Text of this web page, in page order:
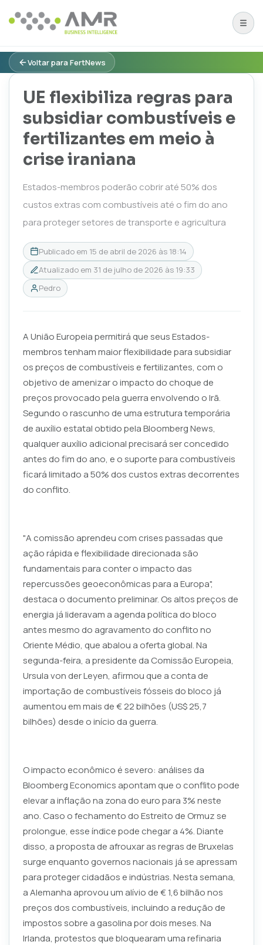
Voltar para FertNews
UE flexibiliza regras para
subsidiar combustíveis e
fertilizantes em meio à
crise iraniana
Estados-membros poderão cobrir até 50% dos
custos extras com combustíveis até o fim do ano
para proteger setores de transporte e agricultura
Publicado em 15 de abril de 2026 às 18:14
Atualizado em 31 de julho de 2026 às 19:33
Pedro
A União Europeia permitirá que seus Estados-
membros tenham maior flexibilidade para subsidiar
os preços de combustíveis e fertilizantes, com o
objetivo de amenizar o impacto do choque de
preços provocado pela guerra envolvendo o Irã.
Segundo o rascunho de uma estrutura temporária
de auxílio estatal obtido pela Bloomberg News,
qualquer auxílio adicional precisará ser concedido
antes do fim do ano, e o suporte para combustíveis
ficará limitado a 50% dos custos extras decorrentes
do conflito.
"A comissão aprendeu com crises passadas que
ação rápida e flexibilidade direcionada são
fundamentais para conter o impacto das
repercussões geoeconômicas para a Europa",
destaca o documento preliminar. Os altos preços de
energia já lideravam a agenda política do bloco
antes mesmo do agravamento do conflito no
Oriente Médio, que abalou a oferta global. Na
segunda-feira, a presidente da Comissão Europeia,
Ursula von der Leyen, afirmou que a conta de
importação de combustíveis fósseis do bloco já
aumentou em mais de € 22 bilhões (US$ 25,7
bilhões) desde o início da guerra.
O impacto econômico é severo: análises da
Bloomberg Economics apontam que o conflito pode
elevar a inflação na zona do euro para 3% neste
ano. Caso o fechamento do Estreito de Ormuz se
prolongue, esse índice pode chegar a 4%. Diante
disso, a proposta de afrouxar as regras de Bruxelas
surge enquanto governos nacionais já se apressam
para proteger cidadãos e indústrias. Nesta semana,
a Alemanha aprovou um alívio de € 1,6 bilhão nos
preços dos combustíveis, incluindo a redução de
impostos sobre a gasolina por dois meses. Na
Irlanda, protestos que bloquearam uma refinaria